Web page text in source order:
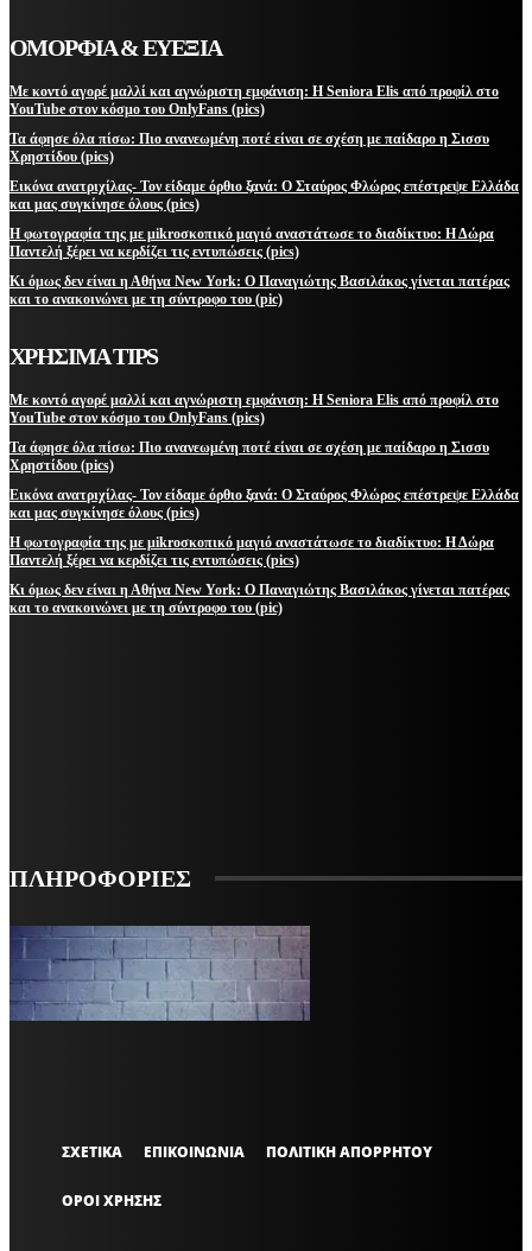
ΟΜΟΡΦΙΑ & ΕΥΕΞΙΑ
Με κοντό αγορέ μαλλί και αγνώριστη εμφάνιση: Η Seniora Elis από προφίλ στο
YouTube στον κόσμο του OnlyFans (pics)
Τα άφησε όλα πίσω: Πιο ανανεωμένη ποτέ είναι σε σχέση με παίδαρο η Σισσυ
Χρηστίδου (pics)
Εικόνα ανατριχίλας- Τον είδαμε όρθιο ξανά: Ο Σταύρος Φλώρος επέστρεψε Ελλάδα
και μας συγκίνησε όλους (pics)
Η φωτογραφία της με μikroσκοπικό μαγιό αναστάτωσε το διαδίκτυο: Η Δώρα
Παντελή ξέρει να κερδίζει τις εντυπώσεις (pics)
Κι όμως δεν είναι η Αθήνα New York: Ο Παναγιώτης Βασιλάκος γίνεται πατέρας
και το ανακοινώνει με τη σύντροφο του (pic)
ΧΡΗΣΙΜΑ TIPS
Με κοντό αγορέ μαλλί και αγνώριστη εμφάνιση: Η Seniora Elis από προφίλ στο
YouTube στον κόσμο του OnlyFans (pics)
Τα άφησε όλα πίσω: Πιο ανανεωμένη ποτέ είναι σε σχέση με παίδαρο η Σισσυ
Χρηστίδου (pics)
Εικόνα ανατριχίλας- Τον είδαμε όρθιο ξανά: Ο Σταύρος Φλώρος επέστρεψε Ελλάδα
και μας συγκίνησε όλους (pics)
Η φωτογραφία της με μikroσκοπικό μαγιό αναστάτωσε το διαδίκτυο: Η Δώρα
Παντελή ξέρει να κερδίζει τις εντυπώσεις (pics)
Κι όμως δεν είναι η Αθήνα New York: Ο Παναγιώτης Βασιλάκος γίνεται πατέρας
και το ανακοινώνει με τη σύντροφο του (pic)
ΠΛΗΡΟΦΟΡΙΕΣ
VARiEMAi
OFFICIAL
ΣΧΕΤΙΚΑ ΕΠΙΚΟΙΝΩΝΙΑ ΠΟΛΙΤΙΚΗ ΑΠΟΡΡΗΤΟΥ
ΟΡΟΙ ΧΡΗΣΗΣ